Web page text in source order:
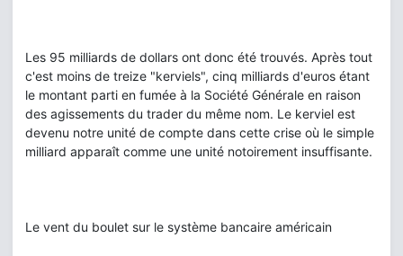
Les 95 milliards de dollars ont donc été trouvés. Après tout
c'est moins de treize "kerviels", cinq milliards d'euros étant
le montant parti en fumée à la Société Générale en raison
des agissements du trader du même nom. Le kerviel est
devenu notre unité de compte dans cette crise où le simple
milliard apparaît comme une unité notoirement insuffisante.
Le vent du boulet sur le système bancaire américain